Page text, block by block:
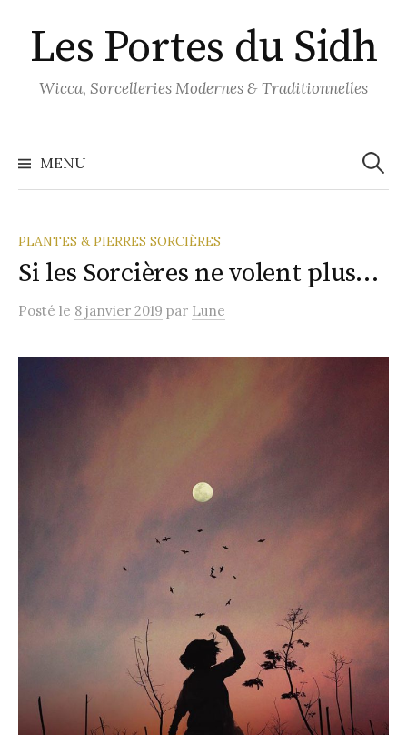
au
contenu
Les Portes du Sidh
Wicca, Sorcelleries Modernes & Traditionnelles
MENU
PLANTES & PIERRES SORCIÈRES
Si les Sorcières ne volent plus…
Posté le 8 janvier 2019 par Lune